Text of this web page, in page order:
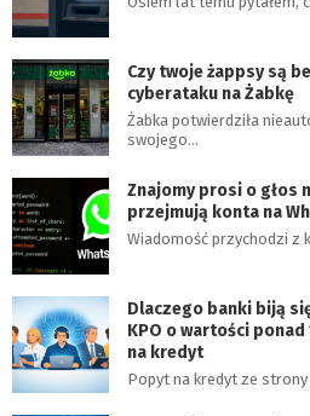
Czy twoje żappsy są
cyberataku na Żabkę
Żabka potwierdziła
swojego…
Znajomy prosi o głos
przejmują konta na
Wiadomość przychodzi z
Dlaczego banki biją
KPO o wartości
na kredyt
Popyt na kredyt ze